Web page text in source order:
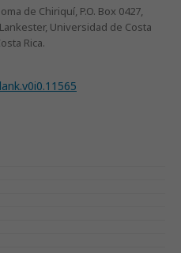
de Chiriquí, P.O. Box 0427,
Universidad de Costa
Rica.